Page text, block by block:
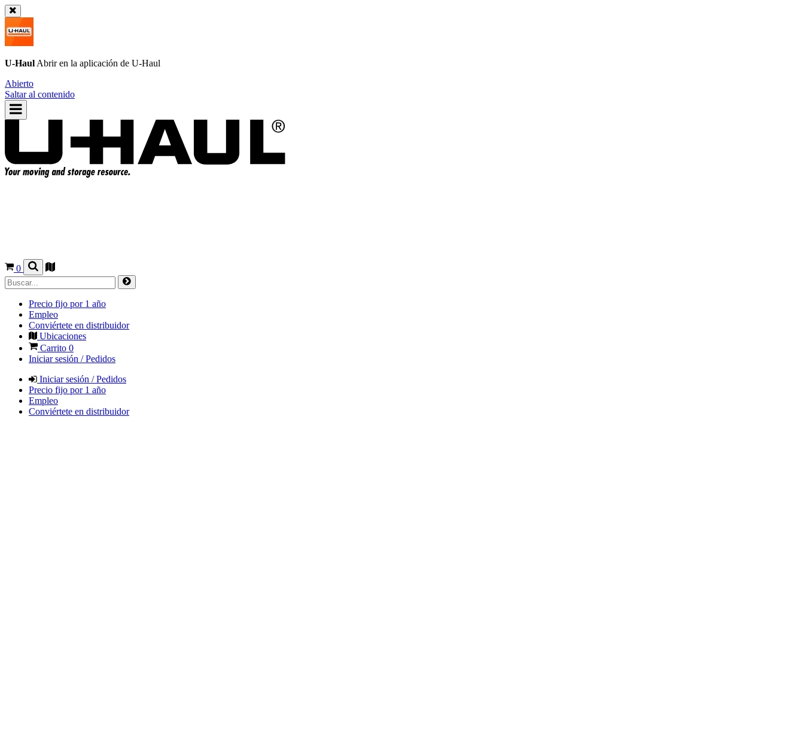
U-Haul Abrir en la aplicación de U-Haul
Abierto
Saltar al contenido
0
Precio fijo por 1 año
Empleo
Conviértete en distribuidor
Ubicaciones
Carrito 0
Iniciar sesión / Pedidos
Iniciar sesión / Pedidos
Precio fijo por 1 año
Empleo
Conviértete en distribuidor